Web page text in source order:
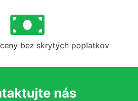
bez skrytých poplatkov
nás